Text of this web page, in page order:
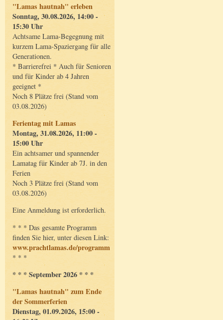
"Lamas hautnah" erleben
Sonntag, 30.08.2026, 14:00 -
15:30 Uhr
Achtsame Lama-Begegnung mit
kurzem Lama-Spaziergang für alle
Generationen.
* Barrierefrei * Auch für Senioren
und für Kinder ab 4 Jahren
geeignet *
Noch 8 Plätze frei (Stand vom
03.08.2026)
Ferientag mit Lamas
Montag, 31.08.2026, 11:00 -
15:00 Uhr
Ein achtsamer und spannender
Lamatag für Kinder ab 7J. in den
Ferien
Noch 3 Plätze frei (Stand vom
03.08.2026)
Eine Anmeldung ist erforderlich.
* * * Das gesamte Programm
finden Sie hier, unter diesen Link:
www.prachtlamas.de/programm
* * *
* * * September 2026 * * *
"Lamas hautnah" zum Ende
der Sommerferien
Dienstag, 01.09.2026, 15:00 -